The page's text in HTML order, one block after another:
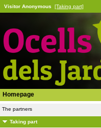
Visitor Anonymous [Taking part]
Homepage
The partners
Taking part